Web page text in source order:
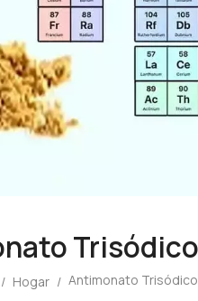
Trisódico
/ Hogar / Antimonato Trisódico